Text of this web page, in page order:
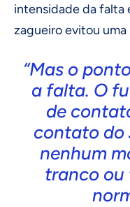
intensidade da falta
zagueiro evitou uma
“Mas o
a falta. O
de
contato do
nenhum
tranco ou